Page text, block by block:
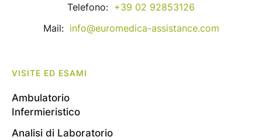
Telefono: +39 02 92853126
Mail: info@euromedica-assistance.com
VISITE ED ESAMI
Ambulatorio
Infermieristico
Analisi di Laboratorio